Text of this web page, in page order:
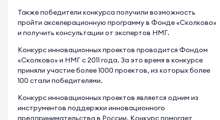
Также победители конкурса получили возможность
пройти акселерационную программу в Фонде «Сколково»
и получить консультации от экспертов НМГ.
Конкурс инновационных проектов проводится Фондом
«Сколково» и НМГ с 2011 года. За это время в конкурсе
приняли участие более 1000 проектов, из которых более
100 стали победителями.
Конкурс инновационных проектов является одним из
инструментов поддержки инновационного
предпринимательства в России. Конкурс помогает